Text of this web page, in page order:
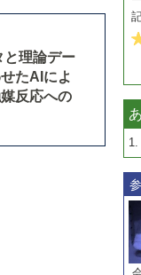
と理論デー
たAIによ
反応への
1.